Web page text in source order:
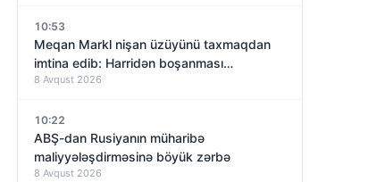
10:53
Meqan Markl nişan üzüyünü taxmaqdan
imtina edib: Harridən boşanması
yaxınlaşırmı?
8 Avqust 2026
10:22
ABŞ-dan Rusiyanın müharibə
maliyyələşdirməsinə böyük zərbə
8 Avqust 2026